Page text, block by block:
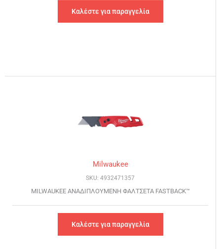
Καλέστε για παραγγελία
Milwaukee
SKU: 4932471357
MILWAUKEE ΑΝΑΔΙΠΛΟΥΜΕΝH ΦΑΛΤΣΕΤΑ FASTBACK™
Καλέστε για παραγγελία